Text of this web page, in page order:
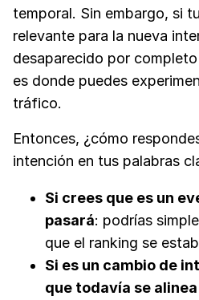
temporal. Sin embargo, si
relevante para la nueva
desaparecido por
es donde puedes
tráfico.
Entonces, ¿cómo
intención en tus palabras
Si crees que es un
pasará: podrías
que el ranking se
Si es un cambio de
que todavía se